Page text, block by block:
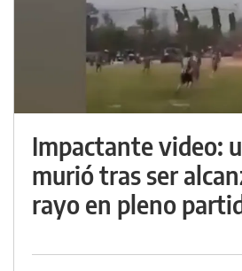
Impactante video:
murió tras ser
rayo en pleno